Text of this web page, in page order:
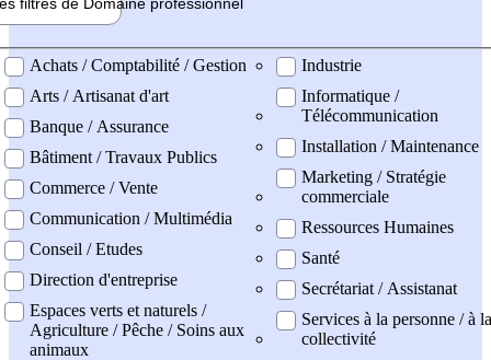
professionel
Achats / Comptabilité / Gestion
Arts / Artisanat d'art
Banque / Assurance
Bâtiment / Travaux Publics
Commerce / Vente
Communication / Multimédia
Conseil / Etudes
Direction d'entreprise
Espaces verts et naturels /
Agriculture / Pêche / Soins aux
animaux
Industrie
Informatique /
Télécommunication
Installation / Maintenance
Marketing / Stratégie
commerciale
Ressources Humaines
Santé
Secrétariat / Assistanat
Services à la personne / à la
collectivité